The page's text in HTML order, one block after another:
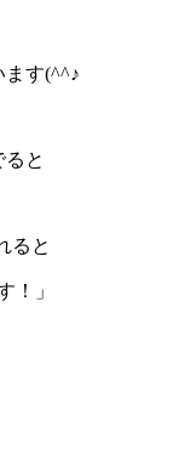
す(^^♪
と
ると
！」